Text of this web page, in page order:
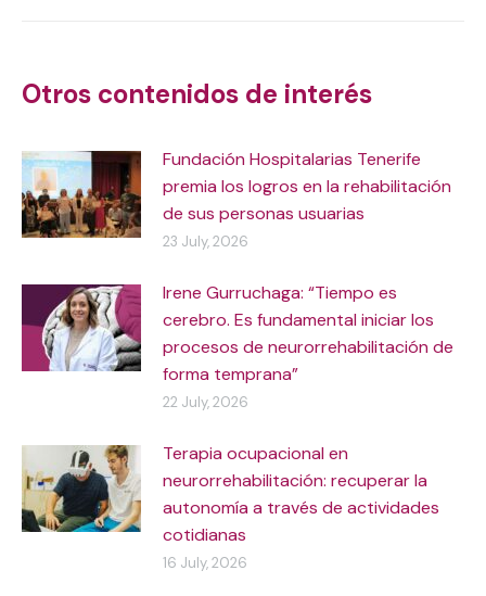
Otros contenidos de interés
Fundación Hospitalarias Tenerife
premia los logros en la rehabilitación
de sus personas usuarias
23 July, 2026
Irene Gurruchaga: “Tiempo es
cerebro. Es fundamental iniciar los
procesos de neurorrehabilitación de
forma temprana”
22 July, 2026
Terapia ocupacional en
neurorrehabilitación: recuperar la
autonomía a través de actividades
cotidianas
16 July, 2026